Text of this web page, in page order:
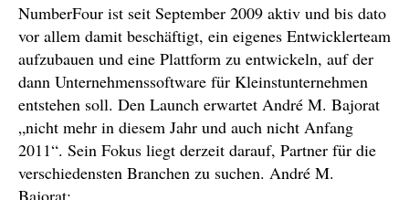
NumberFour ist seit September 2009 aktiv und bis dato
vor allem damit beschäftigt, ein eigenes Entwicklerteam
aufzubauen und eine Plattform zu entwickeln, auf der
dann Unternehmenssoftware für Kleinstunternehmen
entstehen soll. Den Launch erwartet André M. Bajorat
„nicht mehr in diesem Jahr und auch nicht Anfang
2011“. Sein Fokus liegt derzeit darauf, Partner für die
verschiedensten Branchen zu suchen. André M.
Bajorat: